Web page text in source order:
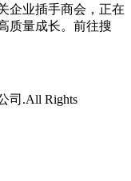
企业插手商会，正在
质量成长。前往搜
司.All Rights